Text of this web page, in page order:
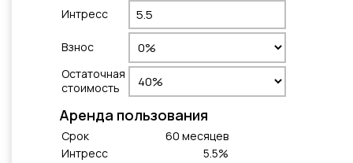
Интресс
Взнос
Остаточная
стоимость
Aренда пользования
Cрок 60 месяцeв
Интресс
5.5%